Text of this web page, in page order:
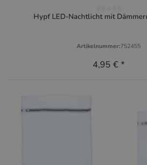
Hypf LED-Nachtlicht mit
Artikelnummer:752455
4,95 € *